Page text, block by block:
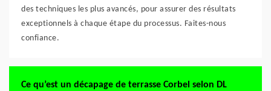
des techniques les plus avancés, pour assurer des résultats
exceptionnels à chaque étape du processus. Faites-nous
confiance.
Ce qu’est un décapage de terrasse Corbel selon DL